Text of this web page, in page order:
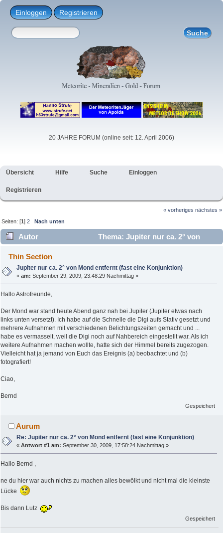
Einloggen Registrieren
20 JAHRE FORUM (online seit: 12. April 2006)
Übersicht Hilfe Suche Einloggen
Registrieren
« vorheriges nächstes »
Seiten: [1]2 Nach unten
Autor
Thema: Jupiter nur ca. 2° von
Mond entfernt (fast eine Konjunktion) (Gelesen 6313 mal)
Thin Section
Jupiter nur ca. 2° von Mond entfernt (fast eine Konjunktion)
«am: September 29, 2009, 23:48:29 Nachmittag »
Hallo Astrofreunde,
Der Mond war stand heute Abend ganz nah bei Jupiter (Jupiter etwas nach
links unten versetzt). Ich habe auf die Schnelle die Digi aufs Stativ gesetzt und
mehrere Aufnahmen mit verschiedenen Belichtungszeiten gemacht und ...
habe es vermasselt, weil die Digi noch auf Nahbereich eingestellt war. Als ich
weitere Aufnahmen machen wollte, hatte sich der Himmel bereits zugezogen.
Vielleicht hat ja jemand von Euch das Ereignis (a) beobachtet und (b)
fotografiert!
Ciao,
Bernd
Gespeichert
Aurum
Re: Jupiter nur ca. 2° von Mond entfernt (fast eine Konjunktion)
«Antwort #1 am: September 30, 2009, 17:58:24 Nachmittag »
Hallo Bernd ,
ne du hier war auch nichts zu machen alles bewölkt und nicht mal die kleinste
Lücke
Bis dann Lutz
Gespeichert